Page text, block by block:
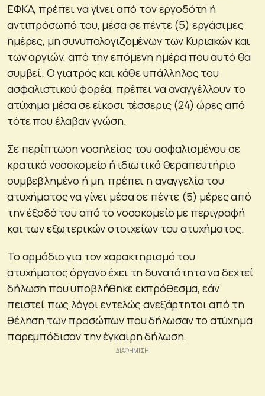
ΕΦΚΑ, πρέπει να γίνει από τον εργοδότη ή
αντιπρόσωπό του, μέσα σε πέντε (5) εργάσιμες
ημέρες, μη συνυπολογιζομένων των Κυριακών και
των αργιών, από την επόμενη ημέρα που αυτό θα
συμβεί. Ο γιατρός και κάθε υπάλληλος του
ασφαλιστικού φορέα, πρέπει να αναγγέλλουν το
ατύχημα μέσα σε είκοσι τέσσερις (24) ώρες από
τότε που έλαβαν γνώση.
Σε περίπτωση νοσηλείας του ασφαλισμένου σε
κρατικό νοσοκομείο ή ιδιωτικό θεραπευτήριο
συμβεβλημένο ή μη, πρέπει η αναγγελία του
ατυχήματος να γίνει μέσα σε πέντε (5) μέρες από
την έξοδό του από το νοσοκομείο με περιγραφή
και των εξωτερικών στοιχείων του ατυχήματος.
Το αρμόδιο για τον χαρακτηρισμό του
ατυχήματος όργανο έχει τη δυνατότητα να δεχτεί
δήλωση που υποβλήθηκε εκπρόθεσμα, εάν
πειστεί πως λόγοι εντελώς ανεξάρτητοι από τη
θέληση των προσώπων που δήλωσαν το ατύχημα
παρεμπόδισαν την έγκαιρη δήλωση.